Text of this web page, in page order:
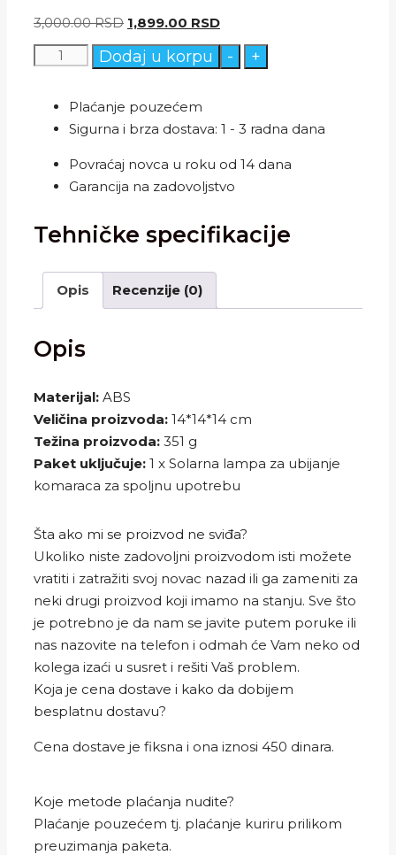
3,000.00RSD Originalna
cena
je
3,000.00 RSD.
1,899.00 RSDTrenutna
cena
je:
-
Solarna
protiv
komaraca
ostalih
insekata
+
Dodaj u korpu
Plaćanje pouzećem
Sigurna i brza dostava: 1 - 3 radna dana
Povraćaj novca u roku od 14 dana
Garancija na zadovoljstvo
Tehničke specifikacije
Opis Recenzije (0)
Opis
Materijal: ABS
Veličina proizvoda: 14*14*14 cm
Težina proizvoda: 351 g
Paket uključuje: 1 x Solarna lampa za ubijanje
komaraca za spoljnu upotrebu
Šta ako mi se proizvod ne sviđa?
Ukoliko niste zadovoljni proizvodom isti možete
vratiti i zatražiti svoj novac nazad ili ga zameniti za
neki drugi proizvod koji imamo na stanju. Sve što
je potrebno je da nam se javite putem poruke ili
nas nazovite na telefon i odmah će Vam neko od
kolega izaći u susret i rešiti Vaš problem.
Koja je cena dostave i kako da dobijem
besplatnu dostavu?
Cena dostave je fiksna i ona iznosi 450 dinara.
Koje metode plaćanja nudite?
Plaćanje pouzećem tj. plaćanje kuriru prilikom
preuzimanja paketa.